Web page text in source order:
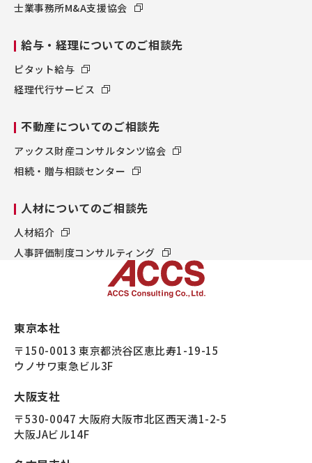
士業事務所M&A支援協会
給与・経理についてのご相談先
ピタット給与
経理代行サービス
不動産についてのご相談先
アックス財産コンサルタンツ協会
相続・贈与相談センター
人材についてのご相談先
人材紹介
人事評価制度コンサルティング
東京本社
〒150-0013 東京都渋谷区恵比寿1-19-15
ウノサワ東急ビル3F
大阪支社
〒530-0047 大阪府大阪市北区西天満1-2-5
大阪JAビル14F